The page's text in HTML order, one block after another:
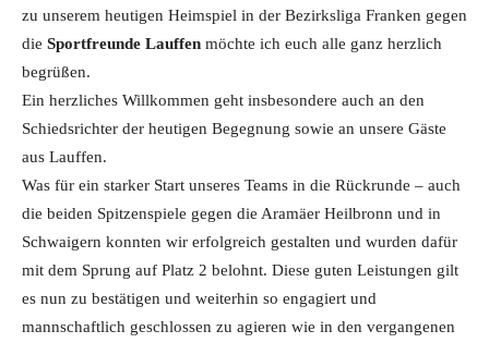
zu unserem heutigen Heimspiel in der Bezirksliga Franken gegen
die Sportfreunde Lauffen möchte ich euch alle ganz herzlich
begrüßen.
Ein herzliches Willkommen geht insbesondere auch an den
Schiedsrichter der heutigen Begegnung sowie an unsere Gäste
aus Lauffen.
Was für ein starker Start unseres Teams in die Rückrunde – auch
die beiden Spitzenspiele gegen die Aramäer Heilbronn und in
Schwaigern konnten wir erfolgreich gestalten und wurden dafür
mit dem Sprung auf Platz 2 belohnt. Diese guten Leistungen gilt
es nun zu bestätigen und weiterhin so engagiert und
mannschaftlich geschlossen zu agieren wie in den vergangenen